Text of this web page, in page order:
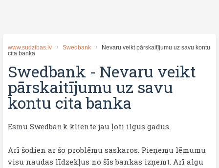
www.sudzibas.lv Swedbank
Nevaru veikt pārskaitījumu uz savu kontu
cita banka
Swedbank - Nevaru veikt
pārskaitījumu uz savu
kontu cita banka
Esmu Swedbank kliente jau ļoti ilgus gadus.
Arī šodien ar šo problēmu saskaros. Pieņemu lēmumu
visu naudas līdzekļus no šīs bankas izņemt. Arī algu